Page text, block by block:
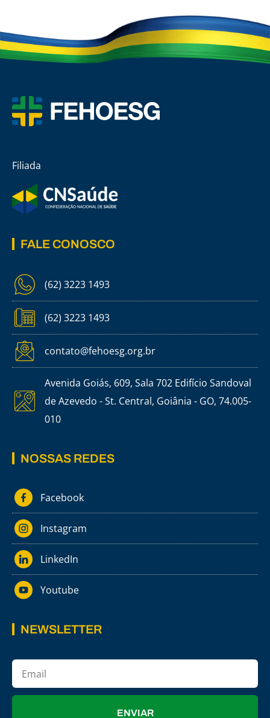
Filiada
FALE CONOSCO
(62) 3223 1493
(62) 3223 1493
contato@fehoesg.org.br
Avenida Goiás, 609, Sala 702 Edifício Sandoval
de Azevedo - St. Central, Goiânia - GO, 74.005-
010
NOSSAS REDES
Facebook
Instagram
LinkedIn
Youtube
NEWSLETTER
ENVIAR